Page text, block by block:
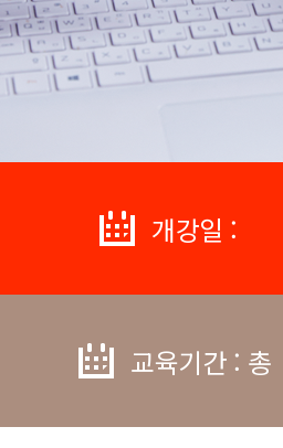
개강일 :
교육기간 : 총